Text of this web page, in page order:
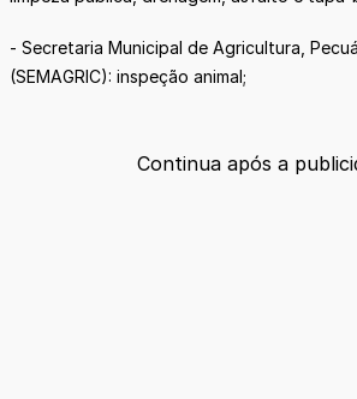
- Secretaria Municipal de Agricultura,
(SEMAGRIC): inspeção animal;
Continua após a